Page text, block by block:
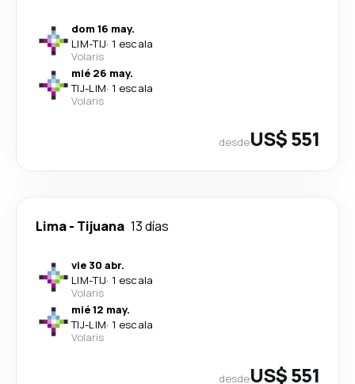
dom 16 may.
LIM-TIJ· 1 escala
Volaris
mié 26 may.
TIJ-LIM· 1 escala
Volaris
desdeUS$ 551
Lima- Tijuana 13 días
vie 30 abr.
LIM-TIJ· 1 escala
Volaris
mié 12 may.
TIJ-LIM· 1 escala
Volaris
desdeUS$ 551